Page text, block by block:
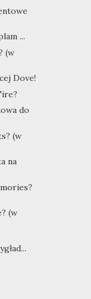
...
(w
Dove!
do
(w
na
(w